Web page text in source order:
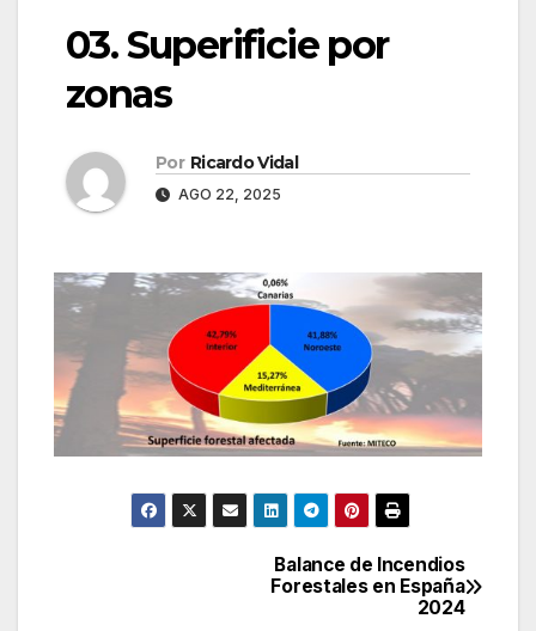
03. Superificie por
zonas
Por Ricardo Vidal
AGO 22, 2025
Balance de Incendios
Forestales en España
2024